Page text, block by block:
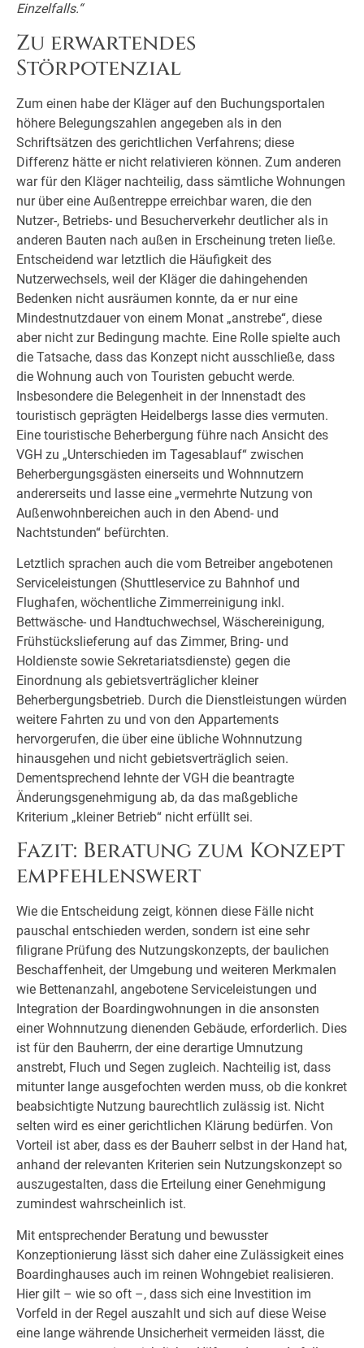
Einzelfalls.“
Zu erwartendes
Störpotenzial
Zum einen habe der Kläger auf den Buchungsportalen
höhere Belegungszahlen angegeben als in den
Schriftsätzen des gerichtlichen Verfahrens; diese
Differenz hätte er nicht relativieren können. Zum anderen
war für den Kläger nachteilig, dass sämtliche Wohnungen
nur über eine Außentreppe erreichbar waren, die den
Nutzer-, Betriebs- und Besucherverkehr deutlicher als in
anderen Bauten nach außen in Erscheinung treten ließe.
Entscheidend war letztlich die Häufigkeit des
Nutzerwechsels, weil der Kläger die dahingehenden
Bedenken nicht ausräumen konnte, da er nur eine
Mindestnutzdauer von einem Monat „anstrebe“, diese
aber nicht zur Bedingung machte. Eine Rolle spielte auch
die Tatsache, dass das Konzept nicht ausschließe, dass
die Wohnung auch von Touristen gebucht werde.
Insbesondere die Belegenheit in der Innenstadt des
touristisch geprägten Heidelbergs lasse dies vermuten.
Eine touristische Beherbergung führe nach Ansicht des
VGH zu „Unterschieden im Tagesablauf“ zwischen
Beherbergungsgästen einerseits und Wohnnutzern
andererseits und lasse eine „vermehrte Nutzung von
Außenwohnbereichen auch in den Abend- und
Nachtstunden“ befürchten.
Letztlich sprachen auch die vom Betreiber angebotenen
Serviceleistungen (Shuttleservice zu Bahnhof und
Flughafen, wöchentliche Zimmerreinigung inkl.
Bettwäsche- und Handtuchwechsel, Wäschereinigung,
Frühstückslieferung auf das Zimmer, Bring- und
Holdienste sowie Sekretariatsdienste) gegen die
Einordnung als gebietsverträglicher kleiner
Beherbergungsbetrieb. Durch die Dienstleistungen würden
weitere Fahrten zu und von den Appartements
hervorgerufen, die über eine übliche Wohnnutzung
hinausgehen und nicht gebietsverträglich seien.
Dementsprechend lehnte der VGH die beantragte
Änderungsgenehmigung ab, da das maßgebliche
Kriterium „kleiner Betrieb“ nicht erfüllt sei.
Fazit: Beratung zum Konzept
empfehlenswert
Wie die Entscheidung zeigt, können diese Fälle nicht
pauschal entschieden werden, sondern ist eine sehr
filigrane Prüfung des Nutzungskonzepts, der baulichen
Beschaffenheit, der Umgebung und weiteren Merkmalen
wie Bettenanzahl, angebotene Serviceleistungen und
Integration der Boardingwohnungen in die ansonsten
einer Wohnnutzung dienenden Gebäude, erforderlich. Dies
ist für den Bauherrn, der eine derartige Umnutzung
anstrebt, Fluch und Segen zugleich. Nachteilig ist, dass
mitunter lange ausgefochten werden muss, ob die konkret
beabsichtigte Nutzung baurechtlich zulässig ist. Nicht
selten wird es einer gerichtlichen Klärung bedürfen. Von
Vorteil ist aber, dass es der Bauherr selbst in der Hand hat,
anhand der relevanten Kriterien sein Nutzungskonzept so
auszugestalten, dass die Erteilung einer Genehmigung
zumindest wahrscheinlich ist.
Mit entsprechender Beratung und bewusster
Konzeptionierung lässt sich daher eine Zulässigkeit eines
Boardinghauses auch im reinen Wohngebiet realisieren.
Hier gilt – wie so oft –, dass sich eine Investition im
Vorfeld in der Regel auszahlt und sich auf diese Weise
eine lange währende Unsicherheit vermeiden lässt, die